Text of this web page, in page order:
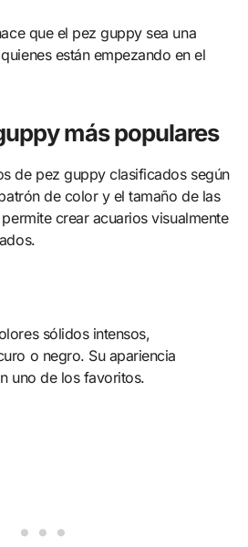
que el pez guppy sea una
están empezando en el
más populares
de pez guppy clasificados según
de color y el tamaño de las
crear acuarios visualmente
sólidos intensos,
o negro. Su apariencia
uno de los favoritos.